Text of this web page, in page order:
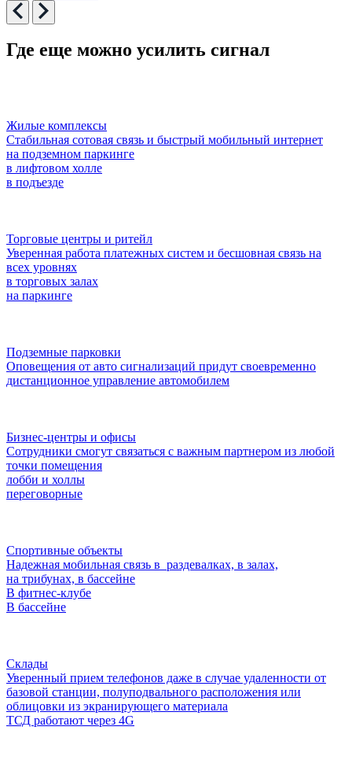
Где еще можно усилить сигнал
Жилые комплексы
Стабильная сотовая связь и быстрый мобильный интернет
на подземном паркинге
в лифтовом холле
в подъезде
Торговые центры и ритейл
Уверенная работа платежных систем и бесшовная связь на
всех уровнях
в торговых залах
на паркинге
Подземные парковки
Оповещения от авто сигнализаций придут своевременно
дистанционное управление автомобилем
Бизнес-центры и офисы
Сотрудники смогут связаться с важным партнером из любой
точки помещения
лобби и холлы
переговорные
Спортивные объекты
Надежная мобильная связь в раздевалках, в залах,
на трибунах, в бассейне
В фитнес-клубе
В бассейне
Склады
Уверенный прием телефонов даже в случае удаленности от
базовой станции, полуподвального расположения или
облицовки из экранирующего материала
ТСД работают через 4G